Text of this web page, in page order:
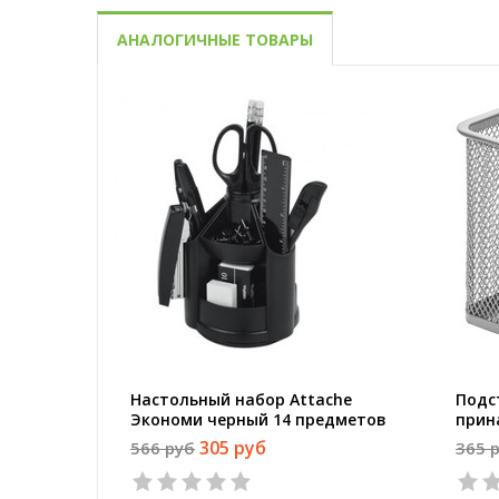
АНАЛОГИЧНЫЕ ТОВАРЫ
Настольный набор Attache
Экономи черный 14 предметов
вращающийся
566 руб 305 руб 365
1 2 3 4 1